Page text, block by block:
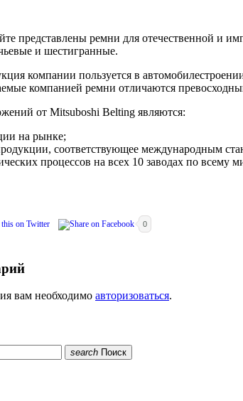
представлены ремни для отечественной и
и шестигранные.
компании пользуется в
компанией ремни отличаются
от Mitsuboshi Belting являются:
на рынке;
соответствующее международным
процессов на всех 10 заводах по всему
0
вам необходимо авторизоваться.
search Поиск